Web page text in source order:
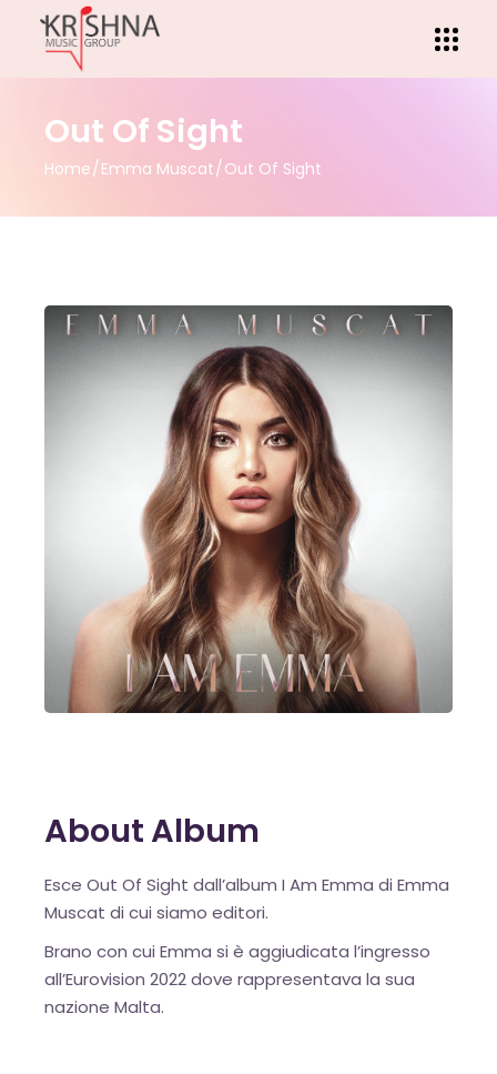
Out Of Sight
Home Emma Muscat Out Of Sight
About Album
Esce Out Of Sight dall’album I Am Emma di Emma
Muscat di cui siamo editori.
Brano con cui Emma si è aggiudicata l’ingresso
all’Eurovision 2022 dove rappresentava la sua
nazione Malta.